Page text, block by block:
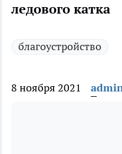
ледового катка
благоустройство
8 ноября 2021